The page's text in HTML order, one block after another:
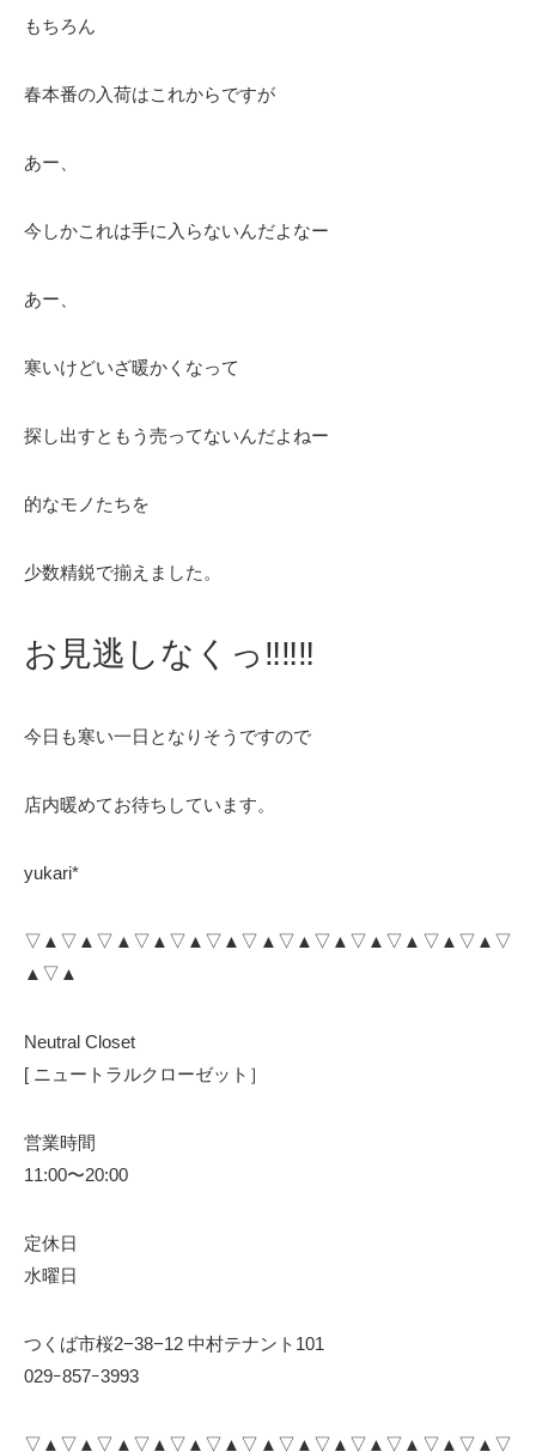
もちろん
春本番の入荷はこれからですが
あー、
今しかこれは手に入らないんだよなー
あー、
寒いけどいざ暖かくなって
探し出すともう売ってないんだよねー
的なモノたちを
少数精鋭で揃えました。
お見逃しなくっ‼‼‼
今日も寒い一日となりそうですので
店内暖めてお待ちしています。
yukari*
▽▲▽▲▽▲▽▲▽▲▽▲▽▲▽▲▽▲▽▲▽▲▽▲▽▲▽
▲▽▲
Neutral Closet
[ ニュートラルクローゼット］
営業時間
11:00〜20:00
定休日
水曜日
つくば市桜2−38−12 中村テナント101
029ｰ857ｰ3993
▽▲▽▲▽▲▽▲▽▲▽▲▽▲▽▲▽▲▽▲▽▲▽▲▽▲▽